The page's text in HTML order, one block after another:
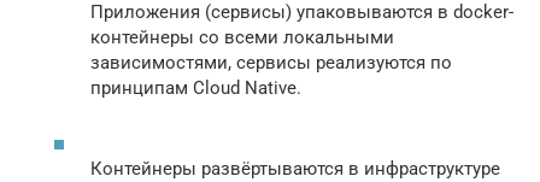
Приложения (сервисы) упаковываются в docker-
контейнеры со всеми локальными
зависимостями, сервисы реализуются по
принципам Cloud Native.
Контейнеры развёртываются в инфраструктуре